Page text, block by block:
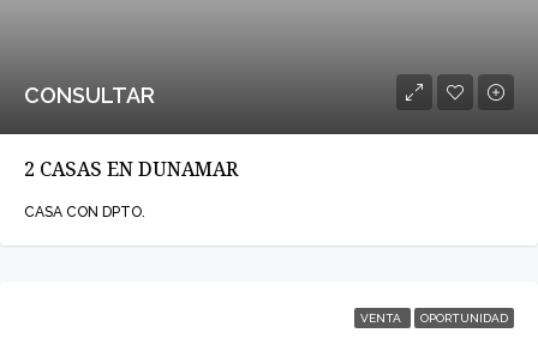
CONSULTAR
2 CASAS EN DUNAMAR
CASA CON DPTO.
VENTA OPORTUNIDAD